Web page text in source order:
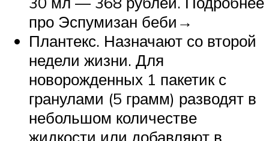
про Эспумизан беби→
Плантекс. Назначают со второй
недели жизни. Для
новорожденных 1 пакетик с
гранулами (5 грамм) разводят в
небольшом количестве
жидкости или добавляют в